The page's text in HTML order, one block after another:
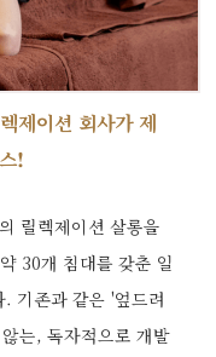
제이션 회사가 제
!
릴렉제이션 살롱을
30개 침대를 갖춘 일
기존과 같은 '엎드려
는, 독자적으로 개발